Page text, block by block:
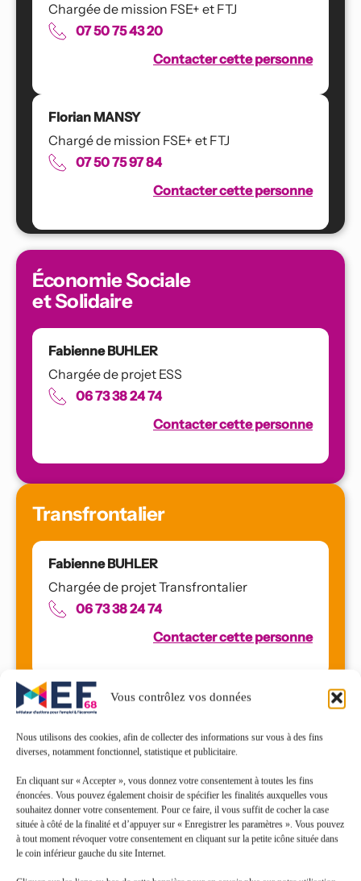
Vous contrôlez vos données
Nous utilisons des cookies, afin de collecter des informations sur vous à des fins
diverses, notamment fonctionnel, statistique et publicitaire.
En cliquant sur « Accepter », vous donnez votre consentement à toutes les fins
énoncées. Vous pouvez également choisir de spécifier les finalités auxquelles vous
souhaitez donner votre consentement. Pour ce faire, il vous suffit de cocher la case
située à côté de la finalité et d’appuyer sur « Enregistrer les paramètres ». Vous pouvez
à tout moment révoquer votre consentement en cliquant sur la petite icône située dans
le coin inférieur gauche du site Internet.
Chargée de mission FSE+ et FTJ
07 50 75 43 20
Contacter cette personne
Florian MANSY
Chargé de mission FSE+ et FTJ
07 50 75 97 84
Contacter cette personne
Économie Sociale
et Solidaire
Fabienne BUHLER
Chargée de projet ESS
06 73 38 24 74
Contacter cette personne
Transfrontalier
Fabienne BUHLER
Chargée de projet Transfrontalier
06 73 38 24 74
Contacter cette personne
Clauses sociales
Sandra BUONO
Chargée de projet Clauses sociales
07 50 75 43 34
Contacter cette personne